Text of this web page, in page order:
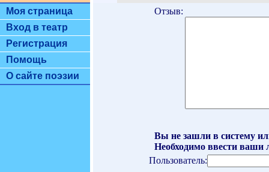
Моя страница
Вход в театр
Регистрация
Помощь
О сайте поэзии
Отзыв:
Вы не зашли в систему
Необходимо ввести ваши
Пользователь: